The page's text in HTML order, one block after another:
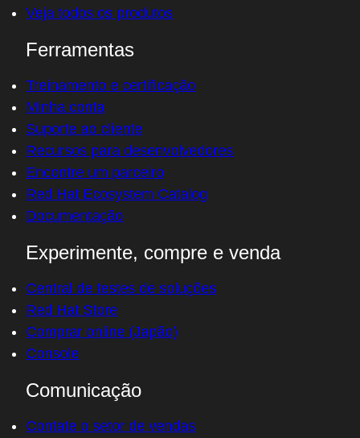
Veja todos os produtos
Ferramentas
Treinamento e certificação
Minha conta
Suporte ao cliente
Recursos para desenvolvedores
Encontre um parceiro
Red Hat Ecosystem Catalog
Documentação
Experimente, compre e venda
Central de testes de soluções
Red Hat Store
Comprar online (Japão)
Console
Comunicação
Contate o setor de vendas